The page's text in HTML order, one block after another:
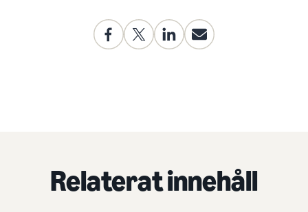
Relaterat innehåll